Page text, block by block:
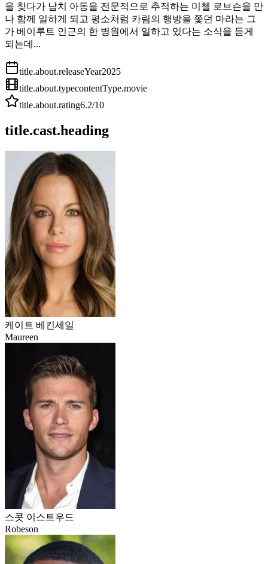
을 찾다가 납치 아동을 전문적으로 추적하는 미첼 로브슨을 만
나 함께 일하게 되고 평소처럼 카림의 행방을 쫓던 마라는 그
가 베이루트 인근의 한 병원에서 일하고 있다는 소식을 듣게
되는데...
title.about.releaseYear2025
title.about.typecontentType.movie
title.about.rating6.2/10
title.cast.heading
케이트 베킨세일
Maureen
스콧 이스트우드
Robeson